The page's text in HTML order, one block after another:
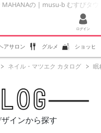
の | musu-b むすびタウ
ログイン
アサロン グルメ ショッピ
ネイル・マツエク カタログ 眠
インから探す